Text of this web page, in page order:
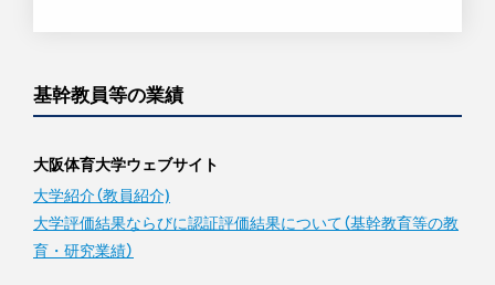
基幹教員等の業績
大阪体育大学ウェブサイト
大学紹介（教員紹介)
大学評価結果ならびに認証評価結果について（基幹教育等の教
育・研究業績）